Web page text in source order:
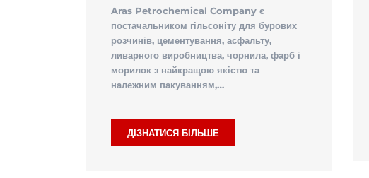
Aras Petrochemical Company є
постачальником гільсоніту для бурових
розчинів, цементування, асфальту,
ливарного виробництва, чорнила, фарб і
морилок з найкращою якістю та
належним пакуванням,…
ДІЗНАТИСЯ БІЛЬШЕ